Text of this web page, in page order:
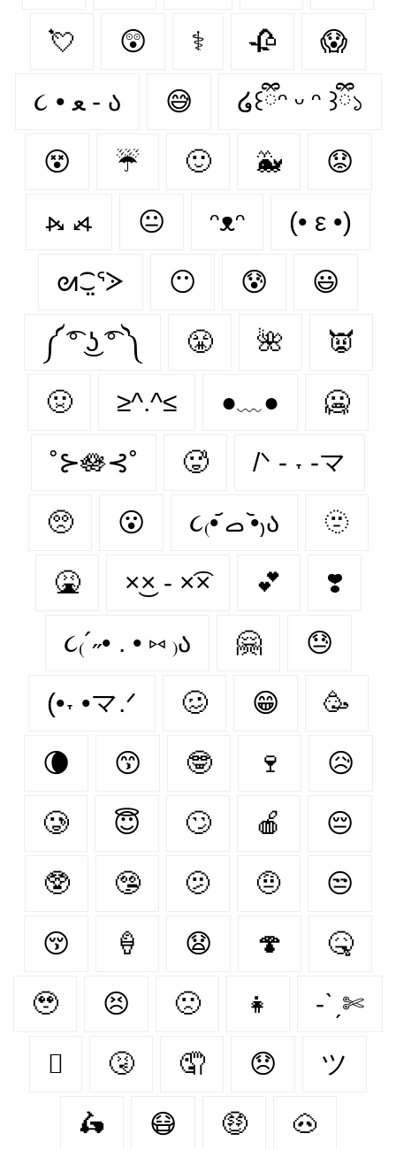
💘 😲 ⚕ 🥀 😱
૮ • ﻌ - ა⁩ 😅 ໒꒰ྀིᵔ ᵕ ᵔ ꒱ྀི১
😵 ☔ 🙂 🐳 😟
⦮ ⦯ 😐 ᵔᴥᵔ (• ε •)
ᘛ⁐̤ᕐᐷ 😶 😰 😃
༼ ͡° ͜ʖ ͡° ༽ 😤 🌺 👿
🤢 ≥^.^≤ ●﹏● 🥶
˚⊱🪷⊰˚ 🥵 /ᐠ - ˕ -マ
🥺 😮‍ ૮₍•᷄ ࡇ •᷅₎ა 🫥
🤮 ×͜× - ×͡× 💕 ❣️
૮₍´˶• . • ⑅ ₎ა 🤗 😓
(•˕ •マ.ᐟ 🥴 😁 🥳
🌘 😙 🤓 🍷 😥
🥲 😇 🙄 🍎 😔
🥸 🤥 🫤 🤨 😒
😚 🍦 😧 🍄‍ 🤒
🥹 😣 🙁 👧 -ˋˏ✄
🫩 🤧 🤦‍ 😞 ツ
🛵 😷 🤑 🐽